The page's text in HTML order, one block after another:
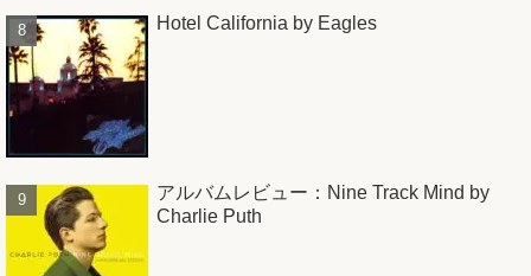
Hotel California by Eagles
アルバムレビュー：Nine Track Mind by
Charlie Puth